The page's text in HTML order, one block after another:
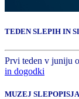
TEDEN SLEPIH IN
Prvi teden v juniju
in dogodki
MUZEJ SLEPOPISJA